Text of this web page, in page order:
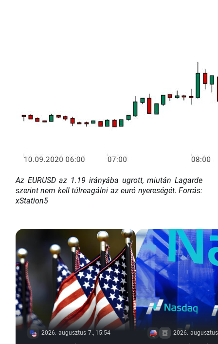
Az EURUSD az 1.19 irányába ugrott, miután Lagarde
szerint nem kell túlreagálni az euró nyereségét. Forrás:
xStation5
2026. augusztus 7., 15:54 2026.